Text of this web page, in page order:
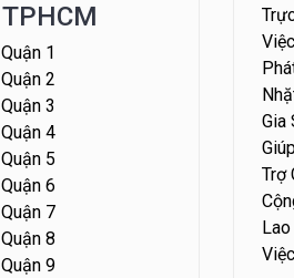
TPHCM
Quận 1
Quận 2
Quận 3
Quận 4
Quận 5
Quận 6
Quận 7
Quận 8
Quận 9
Gia
Trợ